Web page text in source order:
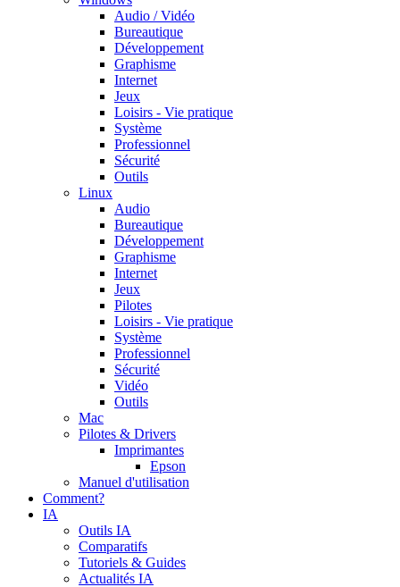
Audio / Vidéo
Bureautique
Développement
Graphisme
Internet
Jeux
Loisirs - Vie pratique
Système
Professionnel
Sécurité
Outils
Linux
Audio
Bureautique
Développement
Graphisme
Internet
Jeux
Pilotes
Loisirs - Vie pratique
Système
Professionnel
Sécurité
Vidéo
Outils
Mac
Pilotes & Drivers
Imprimantes
Epson
Manuel d'utilisation
Comment?
IA
Outils IA
Comparatifs
Tutoriels & Guides
Actualités IA